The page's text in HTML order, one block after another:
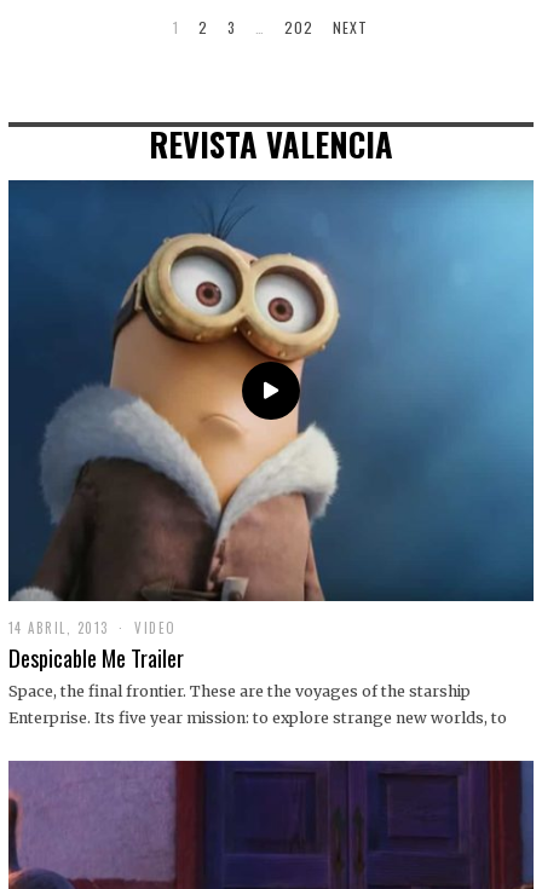
1 2 3 202 NEXT
REVISTA VALENCIA
14 ABRIL, 2013
9
D
C
I
1
VIDEO
Despicable Me Trailer
Space, the final frontier. These are the voyages of the starship
Enterprise. Its five year mission: to explore strange new worlds, to